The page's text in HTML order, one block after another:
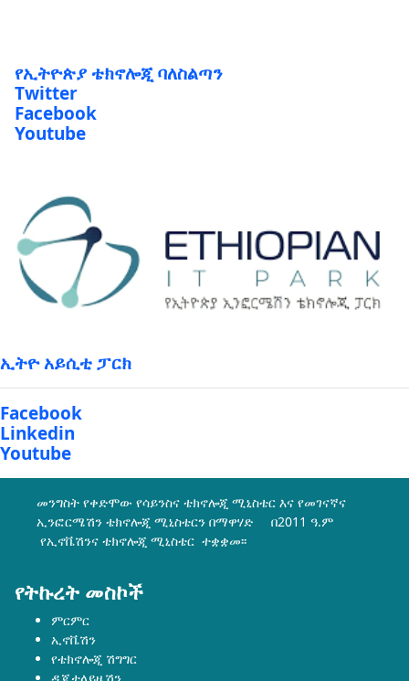
የኢትዮጵያ ቴክኖሎጂ ባለስልጣን
Twitter
Facebook
Youtube
ኢትዮ አይሲቲ ፓርክ
Facebook
Linkedin
Youtube
መንግስት የቀድሞው የሳይንስና ቴክኖሎጂ ሚኒስቴር እና የመገናኛና
ኢንፎርሜሽን ቴክኖሎጂ ሚኒስቴርን በማዋሃድ በ2011 ዓ.ም
የኢኖቬሽንና ቴክኖሎጂ ሚኒስቴር ተቋቋመ፡፡
የትኩረት መስኮች
ምርምር
ኢኖቬሽን
የቴክኖሎጂ ሽግግር